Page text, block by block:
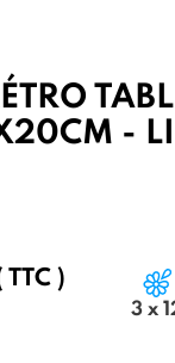
-
TTC )
3 x